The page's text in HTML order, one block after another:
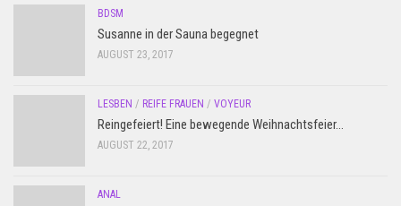
BDSM
Susanne in der Sauna begegnet
AUGUST 23, 2017
LESBEN / REIFE FRAUEN / VOYEUR
Reingefeiert! Eine bewegende Weihnachtsfeier…
AUGUST 22, 2017
ANAL